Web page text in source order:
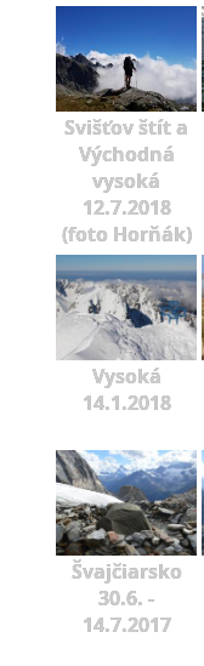
Svišťov štít a
Východná
vysoká
12.7.2018
(foto Horňák)
Vysoká
14.1.2018
Švajčiarsko
30.6. -
14.7.2017